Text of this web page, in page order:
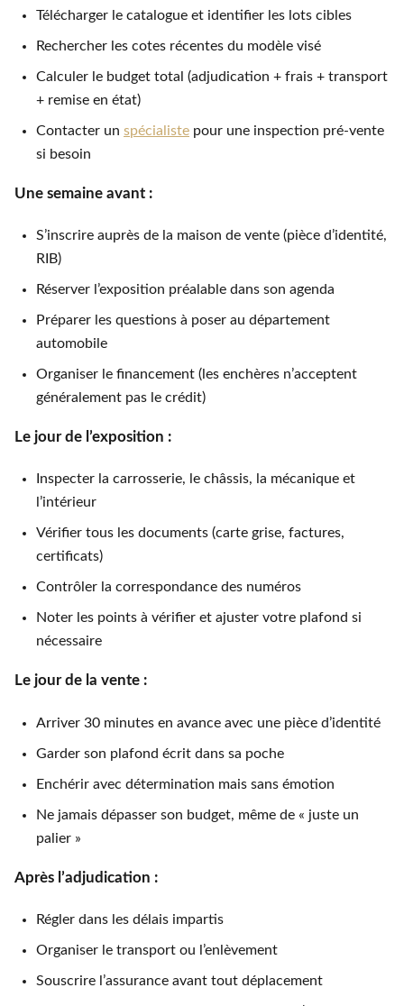
Télécharger le catalogue et identifier les lots cibles
Rechercher les cotes récentes du modèle visé
Calculer le budget total (adjudication + frais + transport
+ remise en état)
Contacter un spécialiste pour une inspection pré-vente
si besoin
Une semaine avant :
S’inscrire auprès de la maison de vente (pièce d’identité,
RIB)
Réserver l’exposition préalable dans son agenda
Préparer les questions à poser au département
automobile
Organiser le financement (les enchères n’acceptent
généralement pas le crédit)
Le jour de l’exposition :
Inspecter la carrosserie, le châssis, la mécanique et
l’intérieur
Vérifier tous les documents (carte grise, factures,
certificats)
Contrôler la correspondance des numéros
Noter les points à vérifier et ajuster votre plafond si
nécessaire
Le jour de la vente :
Arriver 30 minutes en avance avec une pièce d’identité
Garder son plafond écrit dans sa poche
Enchérir avec détermination mais sans émotion
Ne jamais dépasser son budget, même de « juste un
palier »
Après l’adjudication :
Régler dans les délais impartis
Organiser le transport ou l’enlèvement
Souscrire l’assurance avant tout déplacement